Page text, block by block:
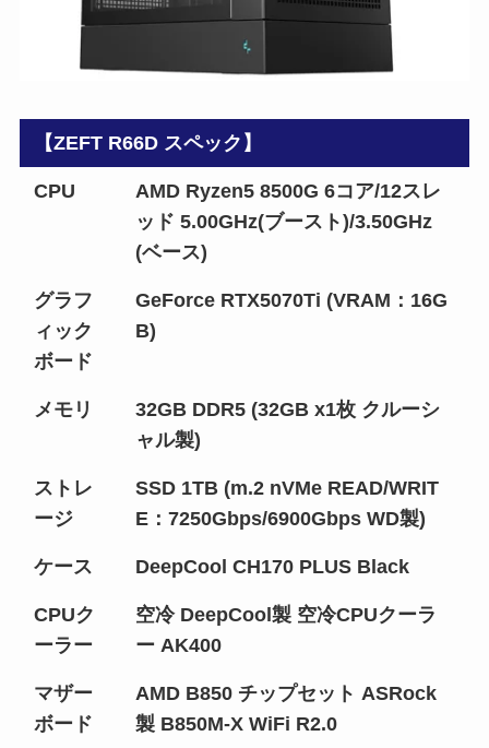
【ZEFT R66D スペック】
CPU
AMD Ryzen5 8500G 6コア/12スレ
ッド 5.00GHz(ブースト)/3.50GHz
(ベース)
グラフ
ィック
ボード
GeForce RTX5070Ti (VRAM：16G
B)
メモリ
32GB DDR5 (32GB x1枚 クルーシ
ャル製)
ストレ
ージ
SSD 1TB (m.2 nVMe READ/WRIT
E：7250Gbps/6900Gbps WD製)
ケース DeepCool CH170 PLUS Black
CPUク
ーラー
空冷 DeepCool製 空冷CPUクーラ
ー AK400
マザー
ボード
AMD B850 チップセット ASRock
製 B850M-X WiFi R2.0